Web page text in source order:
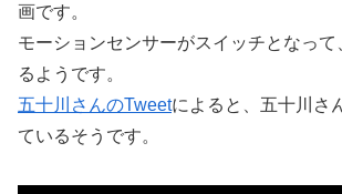
画です。
モーションセンサーがスイッチとなっ
るようです。
五十川さんのTweetによると、五十川さ
ているそうです。